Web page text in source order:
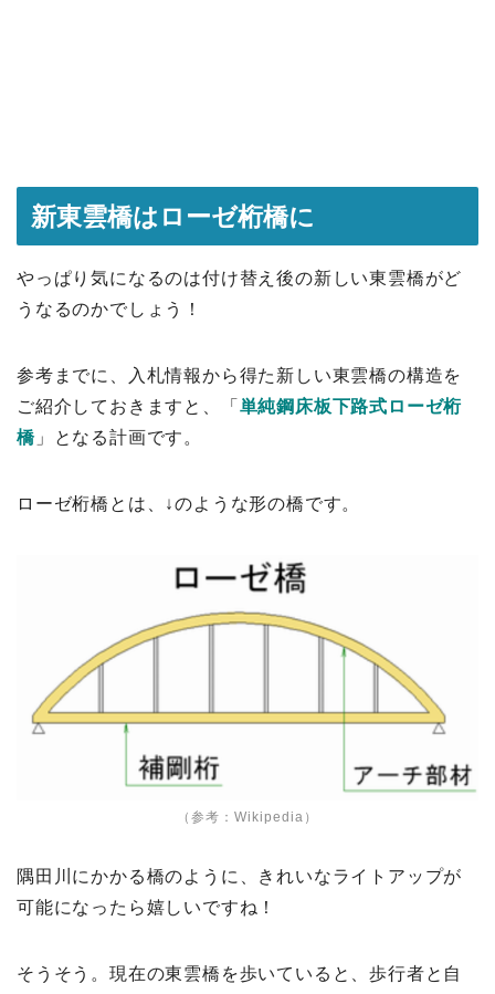
新東雲橋はローゼ桁橋に
やっぱり気になるのは付け替え後の新しい東雲橋がど
うなるのかでしょう！
参考までに、入札情報から得た新しい東雲橋の構造を
ご紹介しておきますと、「 単純鋼床板下路式ローゼ桁
橋」となる計画です。
ローゼ桁橋とは、↓のような形の橋です。
（ 参考：Wikipedia ）
隅田川にかかる橋のように、きれいなライトアップが
可能になったら嬉しいですね！
そうそう。現在の東雲橋を歩いていると、歩行者と自